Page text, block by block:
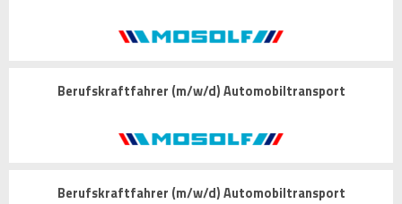
Berufskraftfahrer (m/w/d) Automobiltransport
Berufskraftfahrer (m/w/d) Automobiltransport